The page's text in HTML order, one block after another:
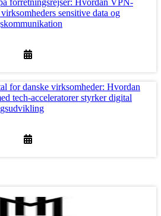
sensitive data og
for danske virksomheder: Hvordan
tech-acceleratorer styrker digital